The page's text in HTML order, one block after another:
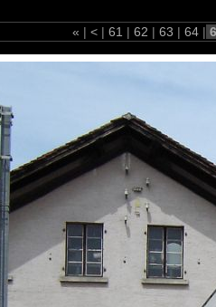
« | < | 61 | 62 | 63 | 64 |